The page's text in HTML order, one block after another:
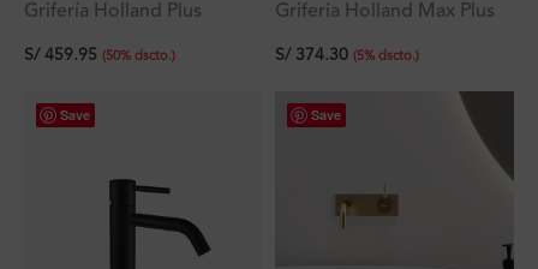
Grifería Holland Plus
Bajo al Mueble
S/ 459.95 (50% dscto.)
Grifería Holland Max Plus
S/374.30 (5% dscto.)
Save Save